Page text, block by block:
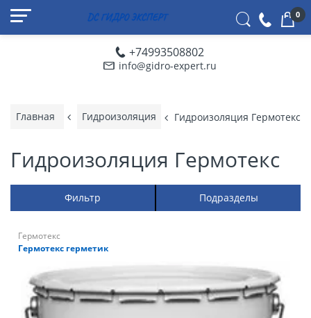
+74993508802
info@gidro-expert.ru
0
Главная Гидроизоляция Гидроизоляция Гермотекс
Гидроизоляция Гермотекс
Фильтр Подразделы
Гермотекс
Гермотекс герметик